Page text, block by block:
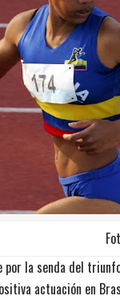
por la senda del
actuación en